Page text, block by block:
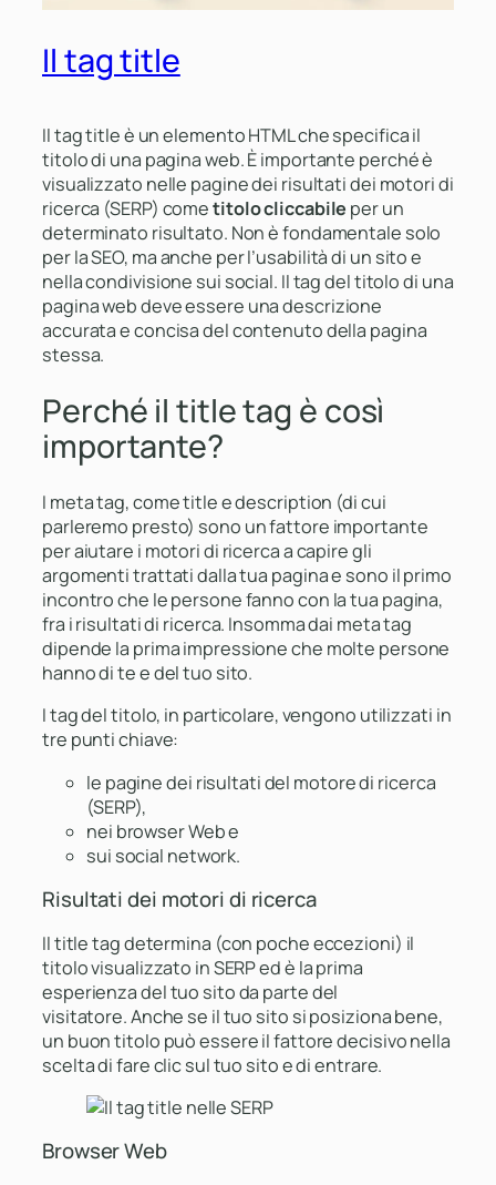
Il tag title
Il tag title è un elemento HTML che specifica il
titolo di una pagina web. È importante perché è
visualizzato nelle pagine dei risultati dei motori di
ricerca (SERP) cometitolo cliccabile per un
determinato risultato. Non è fondamentale solo
per la SEO, ma anche per l’usabilità di un sito e
nella condivisione sui social. Il tag del titolo di una
pagina web deve essere una descrizione
accurata e concisa del contenuto della pagina
stessa.
Perché il title tag è così
importante?
I meta tag, come title e description (di cui
parleremo presto) sono un fattore importante
per aiutare i motori di ricerca a capire gli
argomenti trattati dalla tua pagina e sono il primo
incontro che le persone fanno con la tua pagina,
fra i risultati di ricerca. Insomma dai meta tag
dipende la prima impressione che molte persone
hanno di te e del tuo sito.
I tag del titolo, in particolare, vengono utilizzati in
tre punti chiave:
le pagine dei risultati del motore di ricerca
(SERP),
nei browser Web e
sui social network.
Risultati dei motori di ricerca
Il title tag determina (con poche eccezioni) il
titolo visualizzato in SERP ed è la prima
esperienza del tuo sito da parte del
visitatore. Anche se il tuo sito si posiziona bene,
un buon titolo può essere il fattore decisivo nella
scelta di fare clic sul tuo sito e di entrare.
Browser Web